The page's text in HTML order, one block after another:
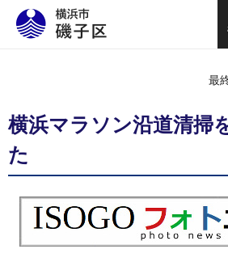
最
横浜マラソン沿道清掃
た